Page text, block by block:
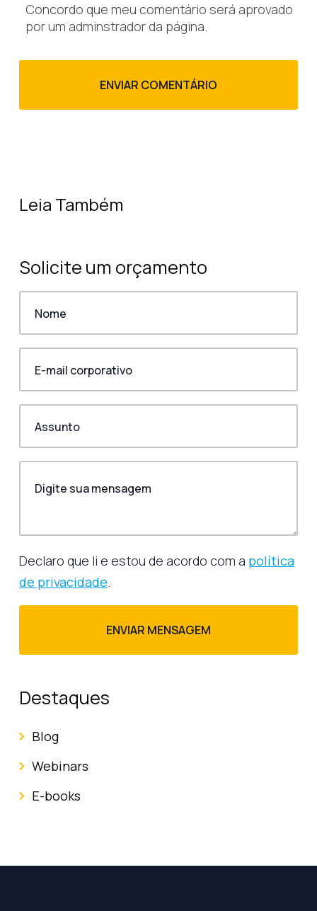
Concordo que meu comentário será aprovado
por um adminstrador da página.
Leia Também
Solicite um orçamento
Declaro que li e estou de acordo com a política
de privacidade.
Destaques
Blog
Webinars
E-books